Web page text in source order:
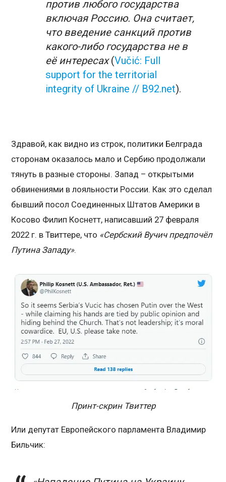
против любого государства
включая Россию. Она считает,
что введение санкций против
какого-либо государства не в
её интересах(Vučić: Full
support for the territorial
integrity of Ukraine // B92.net).
Здравой, как видно из строк, политики Белграда
сторонам оказалось мало и Сербию продолжали
тянуть в разные стороны. Запад – открытыми
обвинениями в лояльности России. Как это сделал
бывший посол Соединенных Штатов Америки в
Косово Филип Коснетт, написавший 27 февраля
2022 г. в Твиттере, что «Сербский Вучич предпочёл
Путина Западу».
Принт-скрин Твиттер
Или депутат Европейского парламента Владимир
Бильчик: